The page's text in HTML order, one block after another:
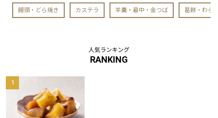
饅頭・どら焼き カステラ 羊羹・最中・金つば 葛餅・わら
人気ランキング
RANKING
1